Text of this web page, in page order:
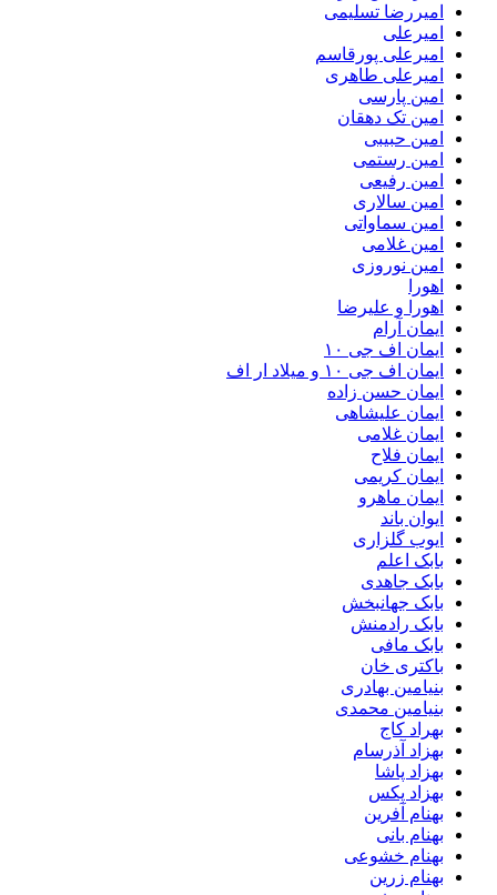
امیررضا تسلیمی
امیرعلی
امیرعلی پورقاسم
امیرعلی طاهری
امین پارسی
امین تک دهقان
امین حبیبی
امین رستمی
امین رفیعی
امین سالاری
امین سماواتی
امین غلامی
امین نوروزی
اهورا
اهورا و علیرضا
ایمان آرام
ایمان اف جی ۱۰
ایمان اف جی ۱۰ و میلاد ار اف
ایمان حسن زاده
ایمان علیشاهی
ایمان غلامی
ایمان فلاح
ایمان کریمی
ایمان ماهرو
ایوان باند
ایوب گلزاری
بابک اعلم
بابک جاهدی
بابک جهانبخش
بابک رادمنش
بابک مافی
باکتری خان
بنیامین بهادری
بنیامین محمدی
بهراد کاج
بهزاد آذرسام
بهزاد پاشا
بهزاد پکس
بهنام آفرین
بهنام بانی
بهنام خشوعی
بهنام زرین